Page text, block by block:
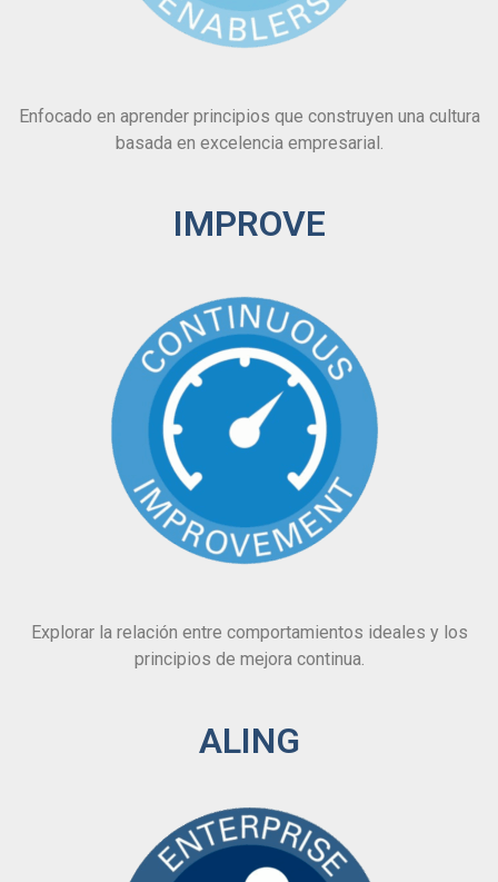
Enfocado en aprender principios que construyen una cultura
basada en excelencia empresarial.
IMPROVE
Explorar la relación entre comportamientos ideales y los
principios de mejora continua.
ALING